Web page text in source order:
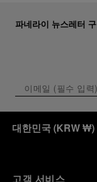
파네라이 뉴스레터
대한민국(KRW ₩)
고객 서비스